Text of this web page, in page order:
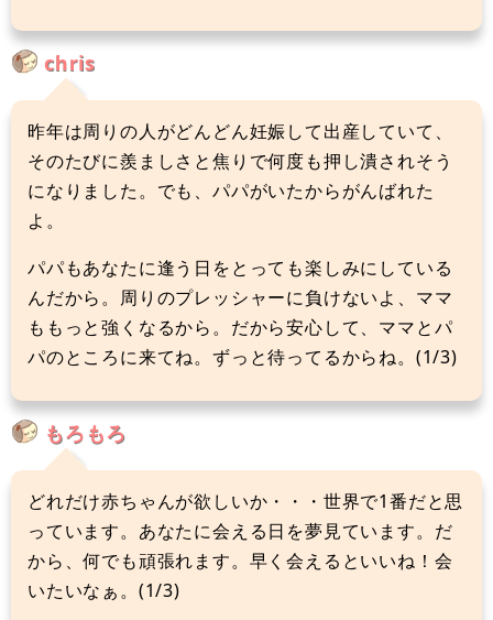
chris
昨年は周りの人がどんどん妊娠して出産していて、
そのたびに羨ましさと焦りで何度も押し潰されそう
になりました。でも、パパがいたからがんばれた
よ。
パパもあなたに逢う日をとっても楽しみにしている
んだから。周りのプレッシャーに負けないよ、ママ
ももっと強くなるから。だから安心して、ママとパ
パのところに来てね。ずっと待ってるからね。(1/3)
もろもろ
どれだけ赤ちゃんが欲しいか・・・世界で1番だと思
っています。あなたに会える日を夢見ています。だ
から、何でも頑張れます。早く会えるといいね！会
いたいなぁ。(1/3)